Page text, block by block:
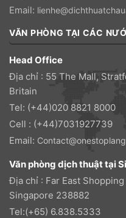
Email:
VĂN PHÒNG TẠI CÁC
Head Office
Địa chỉ : 55 The Mall,
Britain
Tel: (+44)020 8821 8000
Cell : (+44)7031927739
Email:
Văn phòng dịch thuật tại
Địa chỉ : Far East
Singapore 238882
Tel:(+65) 6.838.5333